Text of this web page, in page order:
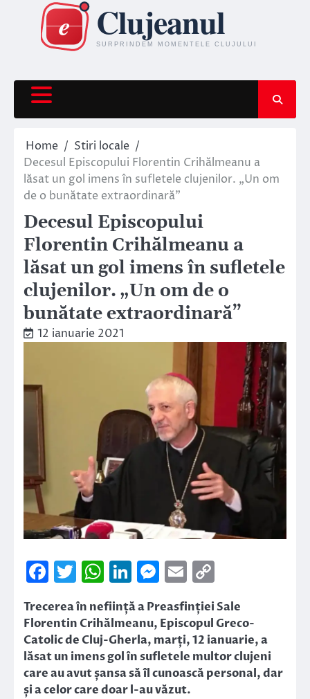
content
Home
Stiri locale
Decesul Episcopului Florentin Crihălmeanu a
lăsat un gol imens în sufletele clujenilor. „Un om
de o bunătate extraordinară”
Decesul Episcopului
Florentin Crihălmeanu a
lăsat un gol imens în sufletele
clujenilor. „Un om de o
bunătate extraordinară”
12 ianuarie 2021
Facebook
Twitter
WhatsApp
LinkedIn
Messenger
Email
Link
Trecerea în neființă a Preasfinției Sale
Florentin Crihălmeanu, Episcopul Greco-
Catolic de Cluj-Gherla, marți, 12 ianuarie, a
lăsat un imens gol în sufletele multor clujeni
care au avut șansa să îl cunoască personal, dar
și a celor care doar l-au văzut.